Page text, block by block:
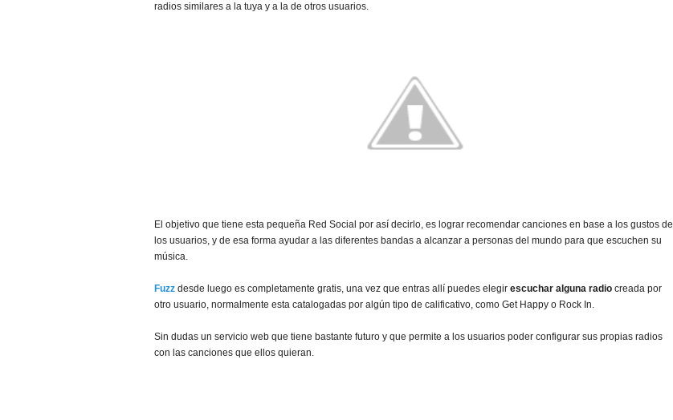
radios similares a la tuya y a la de otros usuarios.
El objetivo que tiene esta pequeña Red Social por así decirlo, es lograr recomendar canciones en base a los gustos de
los usuarios, y de esa forma ayudar a las diferentes bandas a alcanzar a personas del mundo para que escuchen su
música.
Fuzz desde luego es completamente gratis, una vez que entras allí puedes elegir escuchar alguna radio creada por
otro usuario, normalmente esta catalogadas por algún tipo de calificativo, como Get Happy o Rock In.
Sin dudas un servicio web que tiene bastante futuro y que permite a los usuarios poder configurar sus propias radios
con las canciones que ellos quieran.